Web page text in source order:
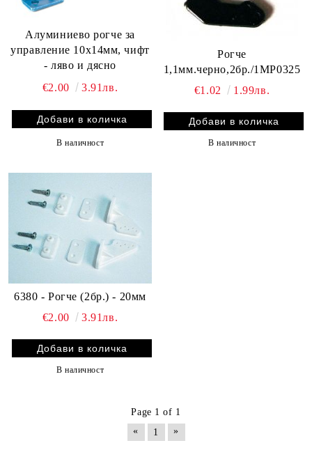
Алуминиево рогче за
управление 10x14мм, чифт
- ляво и дясно
€2.00
3.91лв.
В наличност
Рогче
1,1мм.черно,2бр./1MP0325
€1.02
1.99лв.
В наличност
6380 - Рогче (2бр.) - 20мм
€2.00
3.91лв.
В наличност
Page 1 of 1
«
1 »